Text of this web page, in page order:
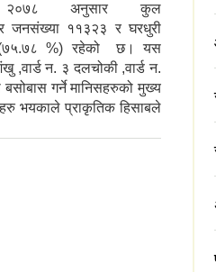
२०७८ अनुसार कुल
जनसंख्या ११३२३ र घरधुरी
(७५.७८ %) रहेको छ। यस
,वार्ड न. ३ दलचोकी ,वार्ड न.
गर्ने मानिसहरुको मुख्य
भयकाले प्राकृतिक हिसाबले